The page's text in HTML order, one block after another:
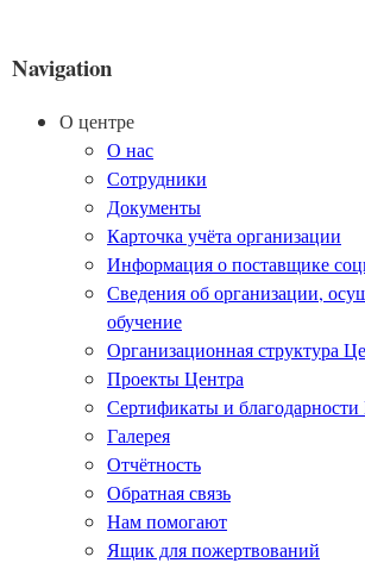
Navigation
О центре
О нас
Сотрудники
Документы
Карточка учёта организации
Информация о поставщике
Сведения об организации,
обучение
Организационная структура
Проекты Центра
Сертификаты и
Галерея
Отчётность
Обратная связь
Нам помогают
Ящик для пожертвований